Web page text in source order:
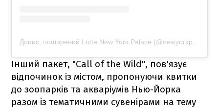
Інший пакет, "Call of the Wild", пов'язує
відпочинок із містом, пропонуючи квитки
до зоопарків та акваріумів Нью-Йорка
разом із тематичними сувенірами на тему